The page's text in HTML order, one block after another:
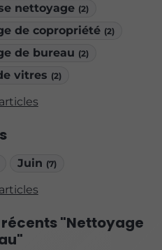
nettoyage (2)
de copropriété (2)
de bureau (2)
vitres (2)
Juin (7)
"Nettoyage